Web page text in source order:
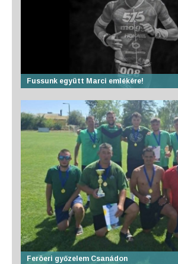
Fussunk együtt Marci emlékére!
Feröeri győzelem Csanádon